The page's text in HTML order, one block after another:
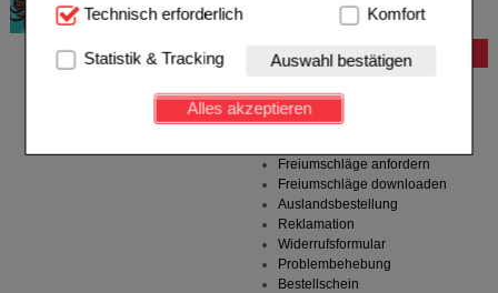
Technisch Notwendig:Hierbei handelt es sich um
Website notwendig sind (z.B. Navigation, Warenkorb,
Kundenkonto), weshalb auf diese nicht verzichtet
werden kann.
Einkaufserlebnis noch ansprechender zu gestalten,
beispielsweise für die Wiedererkennung des
Besuchers oder unsere Seite an bevorzugte
Verhaltensweisen (z.B. Spracheinstellung)
anzupassen. Komfort-Cookies ermöglichen es uns
auch auf Ihre Bedürfnisse zugeschrittene Inhalte
anzuzeigen und unser Partnerprogramm zu
Technisch erforderlich Komfort
Statistik & Tracking Auswahl bestätigen
Alles akzeptieren
Bestellung
Hilfe zum Bestellvorgang
Zahlungsmöglichkeiten
Freiumschläge anfordern
Freiumschläge downloaden
Auslandsbestellung
Reklamation
Widerrufsformular
Problembehebung
Bestellschein